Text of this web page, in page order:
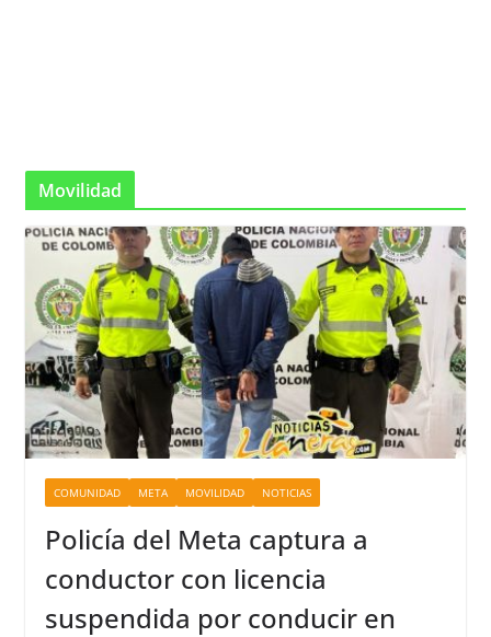
Movilidad
COMUNIDAD META MOVILIDAD NOTICIAS
Policía del Meta captura a
conductor con licencia
suspendida por conducir en